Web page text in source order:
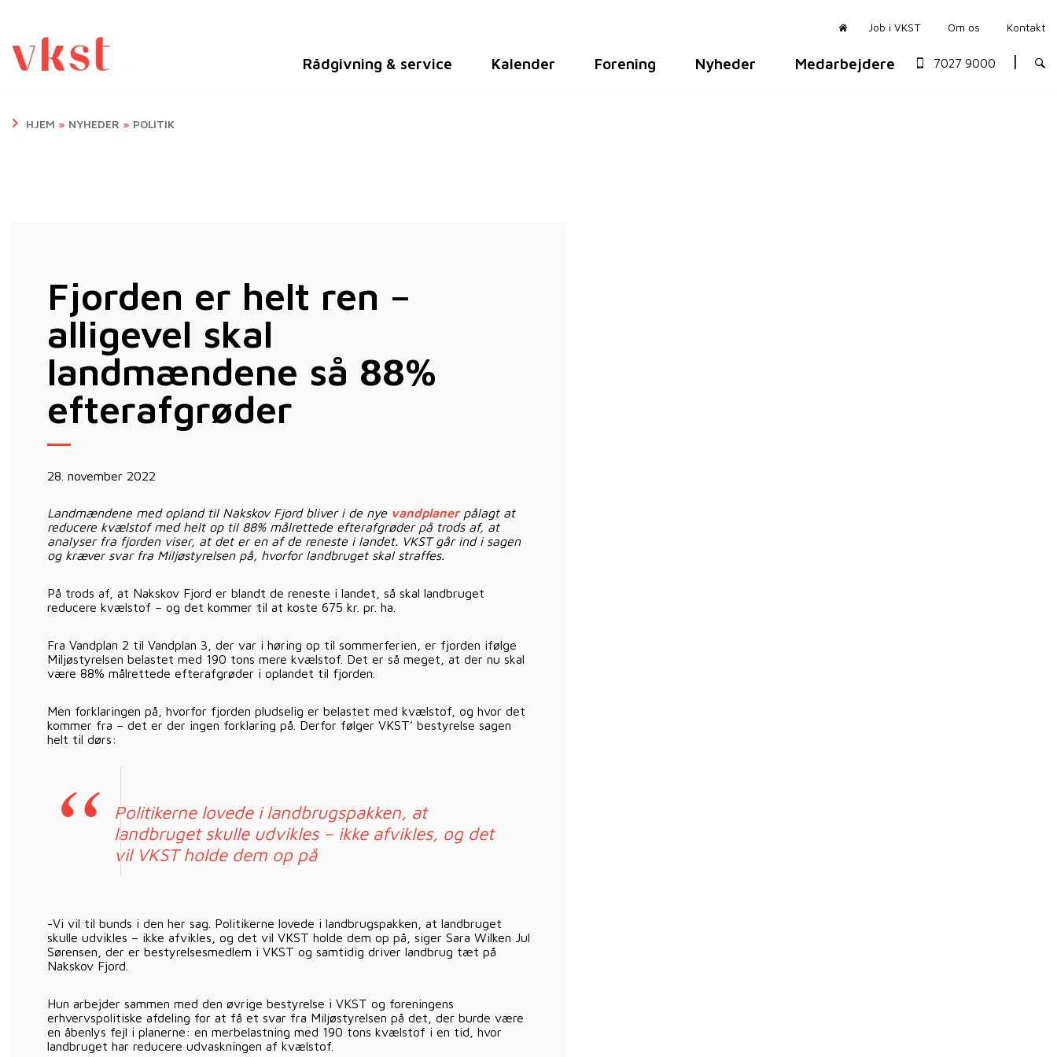
Job i VKST Om os Kontakt
Rådgivning & service Kalender Forening Nyheder Medarbejdere 7027 9000
HJEM » NYHEDER » POLITIK
Fjorden er helt ren –
alligevel skal
landmændene så 88%
efterafgrøder
28. november 2022
Landmændene med opland til Nakskov Fjord bliver i de nye vandplanerpålagt at
reducere kvælstof med helt op til 88% målrettede efterafgrøder på trods af, at
analyser fra fjorden viser, at det er en af de reneste i landet. VKST går ind i sagen
og kræver svar fra Miljøstyrelsen på, hvorfor landbruget skal straffes.
På trods af, at Nakskov Fjord er blandt de reneste i landet, så skal landbruget
reducere kvælstof – og det kommer til at koste 675 kr. pr. ha.
Fra Vandplan 2 til Vandplan 3, der var i høring op til sommerferien, er fjorden ifølge
Miljøstyrelsen belastet med 190 tons mere kvælstof. Det er så meget, at der nu skal
være 88% målrettede efterafgrøder i oplandet til fjorden.
Men forklaringen på, hvorfor fjorden pludselig er belastet med kvælstof, og hvor det
kommer fra – det er der ingen forklaring på. Derfor følger VKST’ bestyrelse sagen
helt til dørs:
Politikerne lovede i landbrugspakken, at
landbruget skulle udvikles – ikke afvikles, og det
vil VKST holde dem op på
-Vi vil til bunds i den her sag. Politikerne lovede i landbrugspakken, at landbruget
skulle udvikles – ikke afvikles, og det vil VKST holde dem op på, siger Sara Wilken Jul
Sørensen, der er bestyrelsesmedlem i VKST og samtidig driver landbrug tæt på
Nakskov Fjord.
Hun arbejder sammen med den øvrige bestyrelse i VKST og foreningens
erhvervspolitiske afdeling for at få et svar fra Miljøstyrelsen på det, der burde være
en åbenlys fejl i planerne: en merbelastning med 190 tons kvælstof i en tid, hvor
landbruget har reducere udvaskningen af kvælstof.